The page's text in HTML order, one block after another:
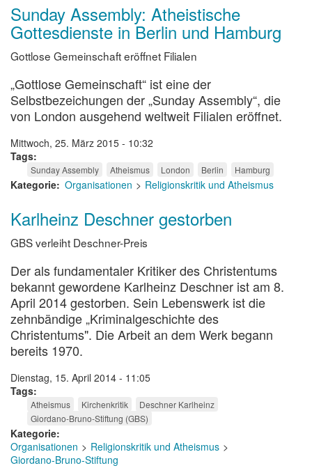
Sunday Assembly: Atheistische
Gottesdienste in Berlin und Hamburg
Gottlose Gemeinschaft eröffnet Filialen
„Gottlose Gemeinschaft“ ist eine der
Selbstbezeichungen der „Sunday Assembly“, die
von London ausgehend weltweit Filialen eröffnet.
Mittwoch, 25. März 2015 - 10:32
Tags
Sunday Assembly Atheismus London Berlin Hamburg
Kategorie Organisationen Religionskritik und Atheismus
Karlheinz Deschner gestorben
GBS verleiht Deschner-Preis
Der als fundamentaler Kritiker des Christentums
bekannt gewordene Karlheinz Deschner ist am 8.
April 2014 gestorben. Sein Lebenswerk ist die
zehnbändige „Kriminalgeschichte des
Christentums". Die Arbeit an dem Werk begann
bereits 1970.
Dienstag, 15. April 2014 - 11:05
Tags
Atheismus Kirchenkritik
Deschner Karlheinz
Giordano-Bruno-Stiftung (GBS)
Kategorie
Organisationen
Religionskritik und Atheismus
Giordano-Bruno-Stiftung